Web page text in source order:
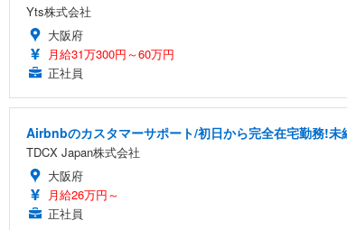
Yts株式会社
大阪府
月給31万300円～60万円
正社員
Airbnbのカスタマーサポート/初日から完全在宅勤務!
TDCX Japan株式会社
大阪府
月給26万円～
正社員